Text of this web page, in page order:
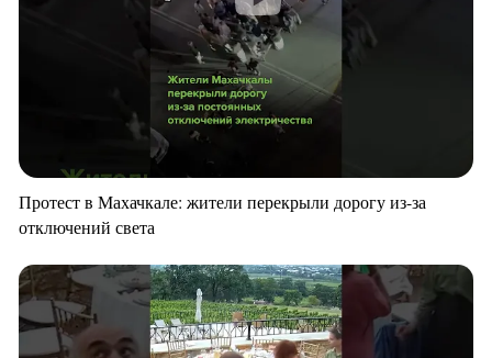
Протест в Махачкале: жители перекрыли дорогу из-за
отключений света